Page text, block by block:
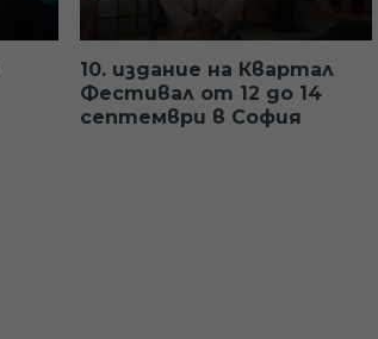
10. издание на Квартал
Фестивал от 12 до 14
септември в София